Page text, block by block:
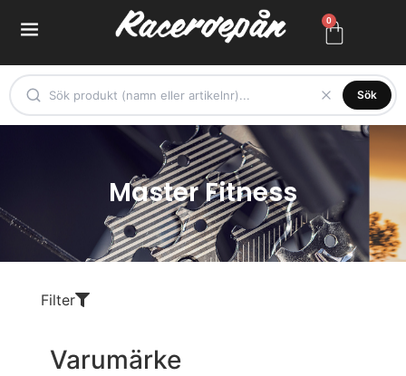
0
Sök
Master Fitness
Filter
Varumärke